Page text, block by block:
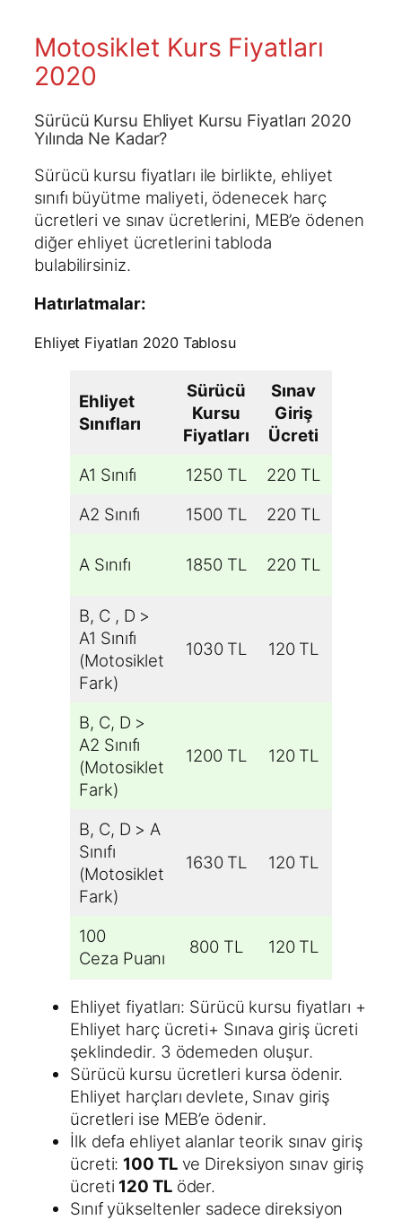
Motosiklet Kurs Fiyatları
2020
Sürücü Kursu Ehliyet Kursu Fiyatları 2020
Yılında Ne Kadar?
Sürücü kursu fiyatları ile birlikte, ehliyet
sınıfı büyütme maliyeti, ödenecek harç
ücretleri ve sınav ücretlerini, MEB’e ödenen
diğer ehliyet ücretlerini tabloda
bulabilirsiniz.
Hatırlatmalar:
Ehliyet Fiyatları 2020 Tablosu
Ehliyet
Sınıfları
Sürücü
Kursu
Fiyatları
Sınav
Giriş
Ücreti
A1 Sınıfı 1250 TL 220 TL
A2 Sınıfı
1500 TL 220 TL
A Sınıfı 1850 TL 220 TL
B, C , D >
A1 Sınıfı
(Motosiklet
Fark)
1030 TL 120 TL
B, C, D >
A2 Sınıfı
(Motosiklet
Fark)
1200 TL 120 TL
B, C, D > A
Sınıfı
(Motosiklet
Fark)
1630 TL 120 TL
100
Ceza Puanı
800 TL 120 TL
Ehliyet fiyatları: Sürücü kursu fiyatları +
Ehliyet harç ücreti+ Sınava giriş ücreti
şeklindedir. 3 ödemeden oluşur.
Sürücü kursu ücretleri kursa ödenir.
Ehliyet harçları devlete, Sınav giriş
ücretleri ise MEB’e ödenir.
İlk defa ehliyet alanlar teorik sınav giriş
ücreti: 100 TL ve Direksiyon sınav giriş
ücreti 120 TL öder.
Sınıf yükseltenler sadece direksiyon